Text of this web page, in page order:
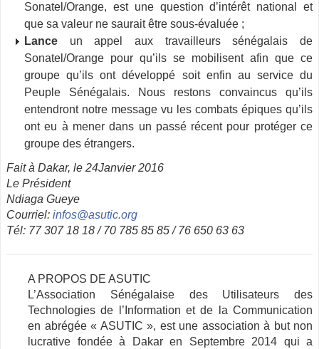
Sonatel/Orange, est une question d’intérêt national et
que sa valeur ne saurait être sous-évaluée ;
Lance un appel aux travailleurs sénégalais de
Sonatel/Orange pour qu’ils se mobilisent afin que ce
groupe qu’ils ont développé soit enfin au service du
Peuple Sénégalais. Nous restons convaincus qu’ils
entendront notre message vu les combats épiques qu’ils
ont eu à mener dans un passé récent pour protéger ce
groupe des étrangers.
Fait à Dakar, le 24­Janvier 2016
Le Président
Ndiaga Gueye
Courriel­: infos@asutic.org
Tél­: 77 307 18 18 / 70 785 85 85 / 76 650 63 63
A PROPOS DE ASUTIC
L’Association Sénégalaise des Utilisateurs des
Technologies de l’Information et de la Communication
en abrégée « ASUTIC », est une association à but non
lucrative fondée à Dakar en Septembre 2014 qui a